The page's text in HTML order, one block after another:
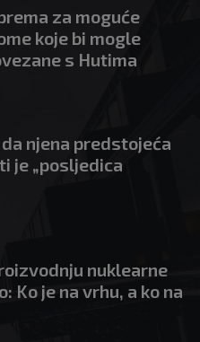
za moguće
koje bi mogle
s Hutima
njena predstojeća
je „posljedica
nuklearne
Ko je na vrhu, a ko na